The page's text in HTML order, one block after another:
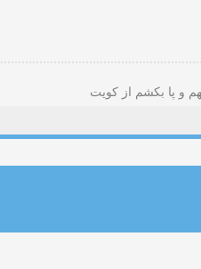
و پا بکشم از کویت